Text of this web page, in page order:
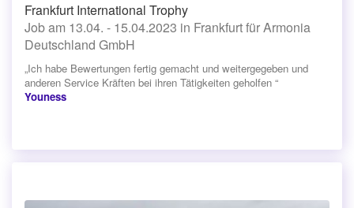
Frankfurt International Trophy
Job am 13.04. - 15.04.2023 in Frankfurt für Armonia
Deutschland GmbH
„Ich habe Bewertungen fertig gemacht und weitergegeben und
anderen Service Kräften bei ihren Tätigkeiten geholfen “
Youness